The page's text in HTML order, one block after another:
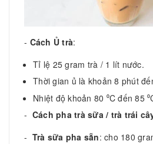
- Cách Ủ trà:
Tỉ lệ 25 gram trà / 1 lít nước.
Thời gian ủ là khoản 8 phút
Nhiệt độ khoản 80 ⁰C đến 85
- Cách pha trà sữa / trà trái
- Trà sữa pha sẵn: cho 180